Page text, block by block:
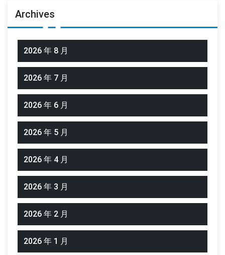
Archives
2026 年 8 月
2026 年 7 月
2026 年 6 月
2026 年 5 月
2026 年 4 月
2026 年 3 月
2026 年 2 月
2026 年 1 月